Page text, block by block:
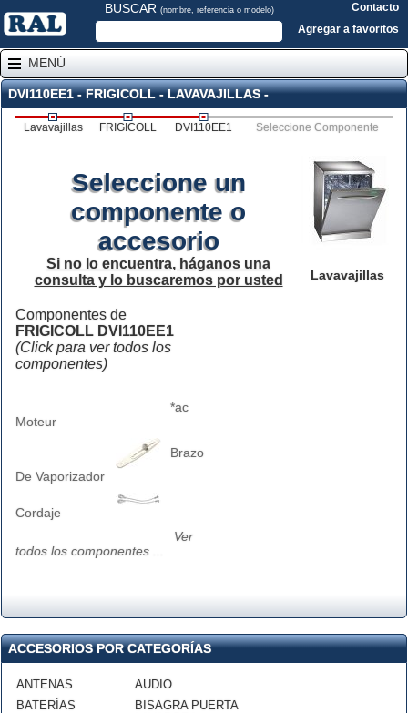
BUSCAR (nombre, referencia o modelo)
Contacto
Agregar a favoritos
MENÚ
DVI110EE1 - FRIGICOLL - LAVAVAJILLAS -
Lavavajillas FRIGICOLL DVI110EE1 Seleccione Componente
Lavavajillas
Seleccione un
componente o
accesorio
Si no lo encuentra, háganos una
consulta y lo buscaremos por usted
Componentes de
FRIGICOLL DVI110EE1
(Click para ver todos los
componentes)
*ac
Moteur
Brazo
De Vaporizador
Cordaje
Ver
todos los componentes ...
ACCESORIOS POR CATEGORÍAS
ANTENAS
BATERÍAS
AUDIO
BISAGRA PUERTA